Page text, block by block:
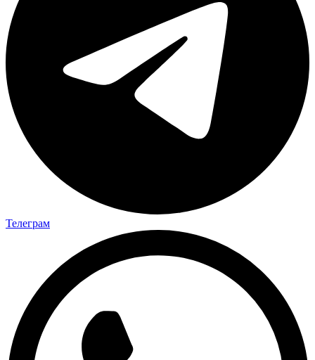
Телеграм